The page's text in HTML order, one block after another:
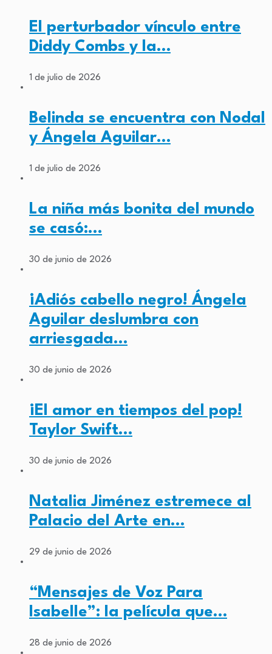
El perturbador vínculo entre
Diddy Combs y la…
1 de julio de 2026
Belinda se encuentra con Nodal
y Ángela Aguilar…
1 de julio de 2026
La niña más bonita del mundo
se casó:…
30 de junio de 2026
¡Adiós cabello negro! Ángela
Aguilar deslumbra con
arriesgada…
30 de junio de 2026
¡El amor en tiempos del pop!
Taylor Swift…
30 de junio de 2026
Natalia Jiménez estremece al
Palacio del Arte en…
29 de junio de 2026
“Mensajes de Voz Para
Isabelle”: la película que…
28 de junio de 2026